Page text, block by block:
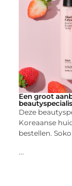
Een groot
Deze
Koreaanse
bestellen.
...